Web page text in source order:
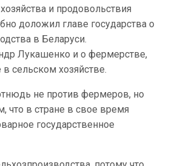
и продовольствия
доложил главе государства о
в Беларуси.
Лукашенко и о фермерстве,
сельском хозяйстве.
не против фермеров, но
что в стране в свое время
государственное